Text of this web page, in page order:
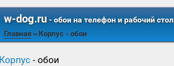
w-dog.ru- обои на телефон и рабочий стол
Главная ⇒ Корпус - обои
Корпус- обои